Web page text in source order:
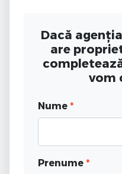
Dacă
are
vom
Nume *
Prenume *